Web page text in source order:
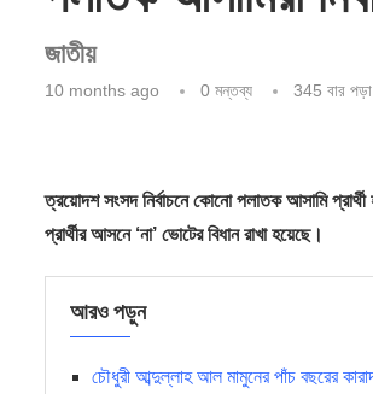
জাতীয়
10 months ago 0 মন্তব্য 345 বার
ত্রয়োদশ সংসদ নির্বাচনে কোনো পলাতক আসামি
প্রার্থীর আসনে ‘না’ ভোটের বিধান রাখা হয়েছে।
আরও পড়ুন
চৌধুরী আব্দুল্লাহ আল মামুনের পাঁচ বছরের